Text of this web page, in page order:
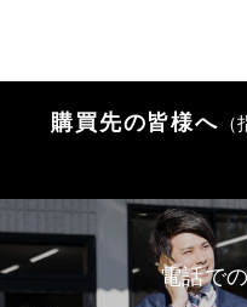
購買先の皆様へ
電話で